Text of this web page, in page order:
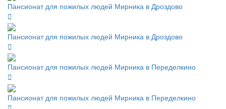
Пансионат для пожилых людей Мирника в Дроздово
Пансионат для пожилых людей Мирника в Дроздово
Пансионат для пожилых людей Мирника в Переделкино
Пансионат для пожилых людей Мирника в Переделкино